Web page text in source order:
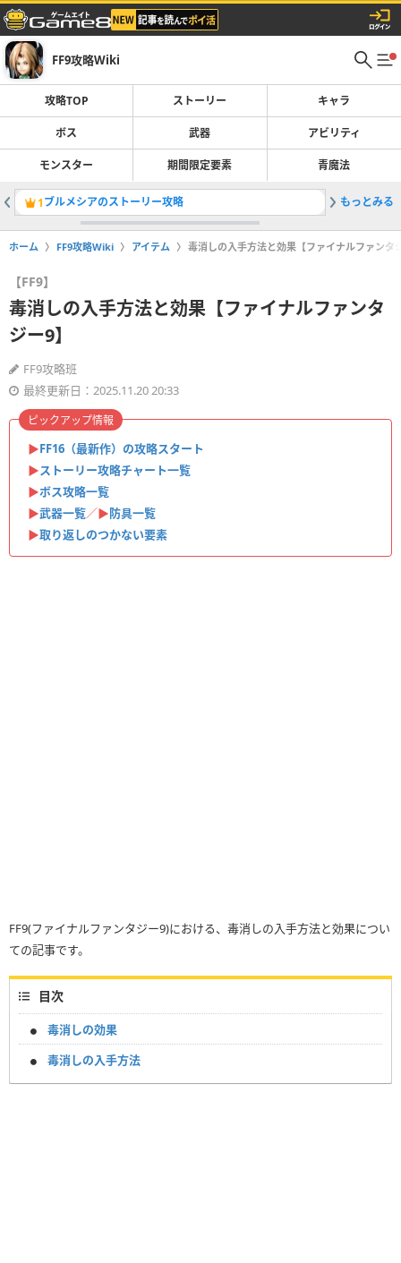
FF9攻略Wiki
攻略TOP ストーリー キャラ
ボス 武器 アビリティ
モンスター 期間限定要素 青魔法
1ブルメシアのストーリー攻略 2ウイユ
もっとみる
ホーム FF9攻略Wiki アイテム 毒消しの入手方法と効果【ファイナルファンタ
【FF9】
毒消しの入手方法と効果【ファイナルファンタ
ジー9】
FF9攻略班
最終更新日：2025.11.20 20:33
▶︎FF16（最新作）の攻略スタート
▶ストーリー攻略チャート一覧
▶ボス攻略一覧
▶武器一覧／▶防具一覧
▶︎取り返しのつかない要素
ピックアップ情報
FF9(ファイナルファンタジー9)における、毒消しの入手方法と効果につい
ての記事です。
目次
毒消しの効果
毒消しの入手方法